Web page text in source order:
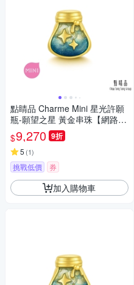
點睛品 Charme Mini 星光許願
瓶-願望之星 黃金串珠【網路獨
家款】
$9,270 9折
5 (1)
挑戰低價 券
加入購物車